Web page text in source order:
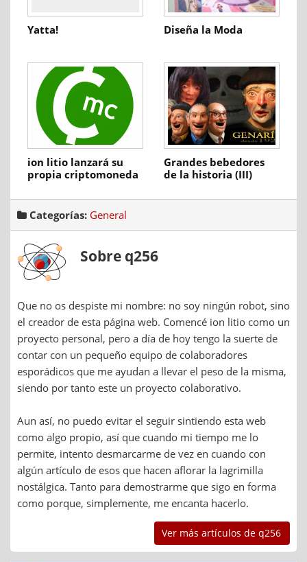
Yatta! Diseña la Moda
ion litio lanzará su
propia criptomoneda
Grandes bebedores
de la historia (III)
Spain
Categorías: General
Sobre q256
Que no os despiste mi nombre: no soy ningún robot, sino
el creador de esta página web. Comencé ion litio como un
proyecto personal, pero a día de hoy tengo la suerte de
contar con un pequeño equipo de colaboradores
esporádicos que me ayudan a llevar el peso de la misma,
siendo por tanto este un proyecto colaborativo.
Aun así, no puedo evitar el seguir sintiendo esta web
como algo propio, así que cuando mi tiempo me lo
permite, intento desmarcarme de vez en cuando con
algún artículo de esos que hacen aflorar la lagrimilla
nostálgica. Tanto para demostrarme que sigo en forma
como porque, simplemente, me encanta hacerlo.
Ver más artículos de q256